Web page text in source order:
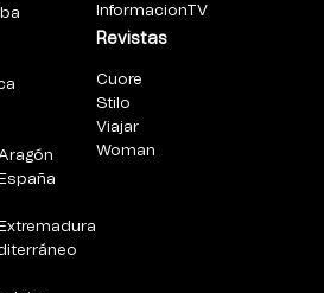
InformacionTV
Revistas
Cuore
Stilo
Viajar
Woman